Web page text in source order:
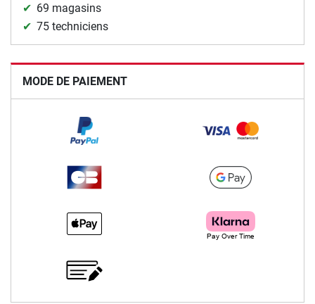
69 magasins
75 techniciens
MODE DE PAIEMENT